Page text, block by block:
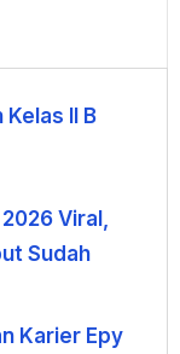
II B
Viral,
Sudah
Karier Epy